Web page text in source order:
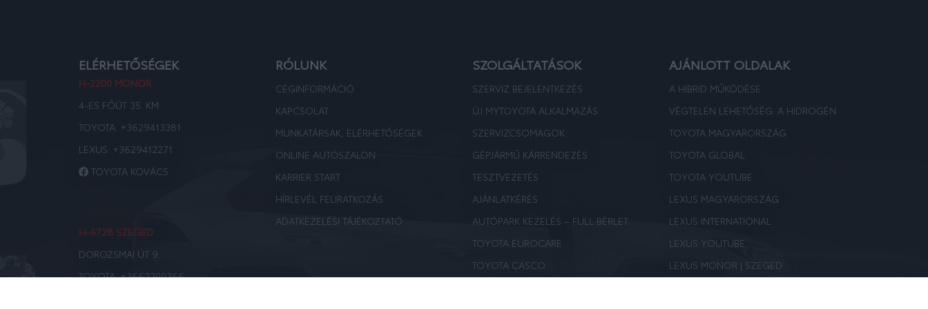
ELÉRHETŐSÉGEK
H-2200 MONOR
4-ES FŐÚT 35. KM
TOYOTA: +3629413381
LEXUS: +3629412271
TOYOTA KOVÁCS
H-6728 SZEGED
DOROZSMAI ÚT 9.
TOYOTA:+3662200366
RÓLUNK
CÉGINFORMÁCIÓ
KAPCSOLAT
MUNKATÁRSAK, ELÉRHETŐSÉGEK
ONLINE AUTÓSZALON
KARRIER START
HÍRLEVÉL FELIRATKOZÁS
ADATKEZELÉSI TÁJÉKOZTATÓ
SZOLGÁLTATÁSOK
SZERVIZ BEJELENTKEZÉS
ÚJ MYTOYOTA ALKALMAZÁS
SZERVIZCSOMAGOK
GÉPJÁRMŰ KÁRRENDEZÉS
TESZTVEZETÉS
AJÁNLATKÉRÉS
AUTÓPARK KEZELÉS – FULL BÉRLET
TOYOTA EUROCARE
TOYOTA CASCO
AJÁNLOTT OLDALAK
A HIBRID MŰKÖDÉSE
VÉGTELEN LEHETŐSÉG: A HIDROGÉN
TOYOTA MAGYARORSZÁG
TOYOTA GLOBAL
TOYOTA YOUTUBE
LEXUS MAGYARORSZÁG
LEXUS INTERNATIONAL
LEXUS YOUTUBE
LEXUS MONOR | SZEGED